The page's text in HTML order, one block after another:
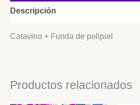
Descripción
Catavino + Funda de polipiel
Productos relacionados